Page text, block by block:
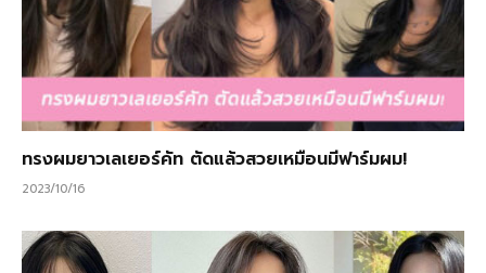
ทรงผมยาวเลเยอร์คัท ตัดแล้วสวยเหมือนมีฟาร์มผม!
2023/10/16